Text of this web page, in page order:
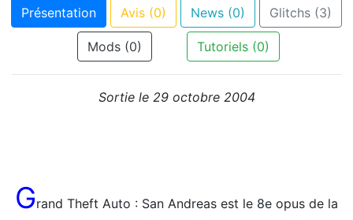
Présentation Avis (0) News (0) Glitchs (3)
Mods (0) Tutoriels (0)
Sortie le 29 octobre 2004
Grand Theft Auto : San Andreas est le 8e opus de la